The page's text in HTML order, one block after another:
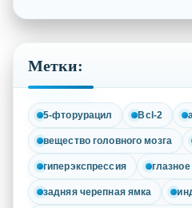
Метки:
5-фторурацил Bcl-2
вещество головного мозга
гиперэкспрессия
задняя черепная ямка